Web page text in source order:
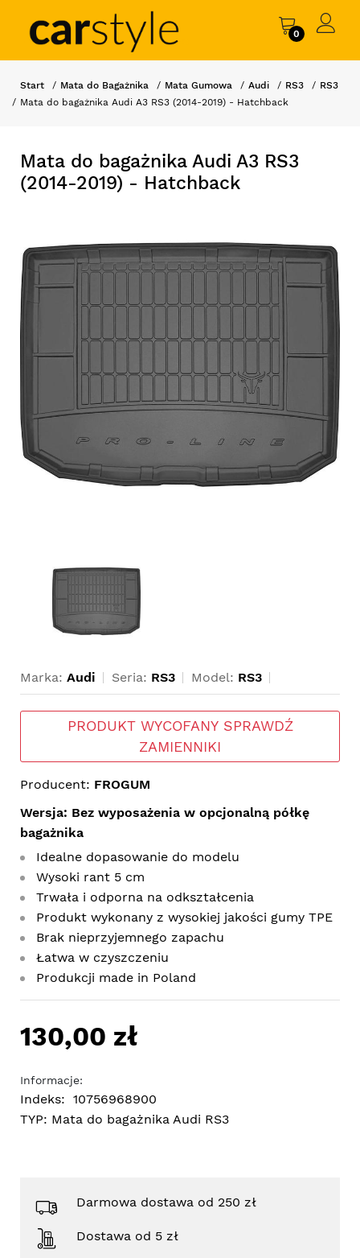
0
Start Mata do Bagażnika Mata Gumowa Audi RS3
RS3
Mata do bagażnika Audi A3 RS3 (2014-2019) - Hatchback
Mata do bagażnika Audi A3 RS3
(2014-2019) - Hatchback
Marka: Audi Seria: RS3 Model: RS3
PRODUKT WYCOFANY SPRAWDŹ
ZAMIENNIKI
Producent: FROGUM
Wersja: Bez wyposażenia w opcjonalną półkę
bagażnika
Idealne dopasowanie do modelu
Wysoki rant 5 cm
Trwała i odporna na odkształcenia
Produkt wykonany z wysokiej jakości gumy TPE
Brak nieprzyjemnego zapachu
Łatwa w czyszczeniu
Produkcji made in Poland
130,00 zł
Informacje:
Indeks: 10756968900
TYP: Mata do bagażnika Audi RS3
Darmowa dostawa od 250 zł
Dostawa od 5 zł